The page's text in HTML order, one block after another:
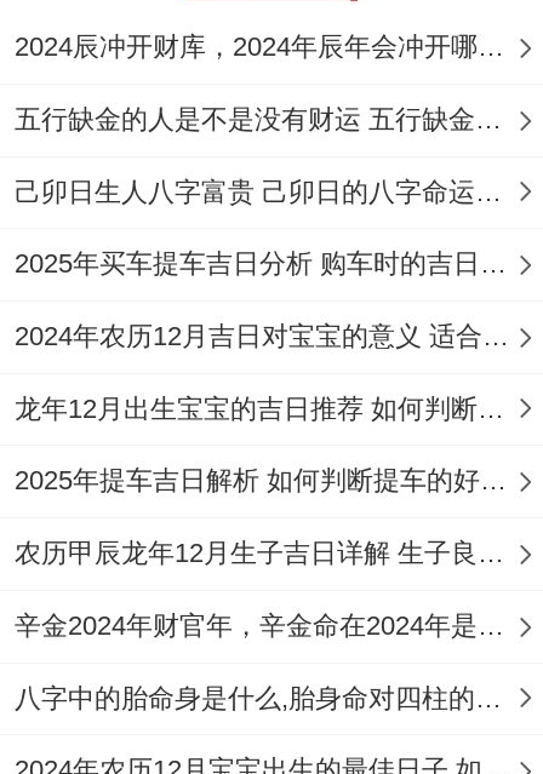
马者格外需避开此日，且店铺正南方向为太
能有用激发开业吉日的热心能量！
2026年2月26日
乔迁、安床；忌入土、出行、交易！
日子特征 :此日为玉堂黄道吉日，大吉大
助提升品牌形象与格调,吸引高端客户！
注意事项：冲牛煞西 ,生肖属牛者需避开，店
铺西方不宜摆放尖锐物品。
2024辰冲开财库，2024年辰年会冲开哪些人的财库
五行缺金的人是不是没有财运 五行缺金的人命运好不好
己卯日生人八字富贵 己卯日的八字命运如何
2025年买车提车吉日分析 购车时的吉日与禁忌
2024年农历12月吉日对宝宝的意义 适合龙年宝宝出生的日子有哪些
龙年12月出生宝宝的吉日推荐 如何判断吉日是否适合宝宝
2025年提车吉日解析 如何判断提车的好日子
农历甲辰龙年12月生子吉日详解 生子良辰的影响因素
辛金2024年财官年，辛金命在2024年是财官年还是财印年
八字中的胎命身是什么,胎身命对四柱的影响